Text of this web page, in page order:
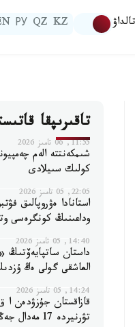
تالداۋ KZ
QZ
РУ
تاقىرىپقا
11:55, 06 تامىز 2026
شىمكەنتتە الەم
كولىك سىيلادى
22:05, 05 تامىز 2026
استانادا ەۋروپالىق
وداعىنىڭ كونگرەسى
14:40, 05 تامىز 2026
داستان ساتپايەۆتىڭ
العاشقى گولى ەڭ
14:24, 05 تامىز 2026
قازاقستان جۇزۋدەن
تۋرنيردە 17 مەدال جەڭىپ الدى